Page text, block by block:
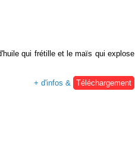
qui frétille et le maïs qui explose
+ d'infos &
Téléchargement